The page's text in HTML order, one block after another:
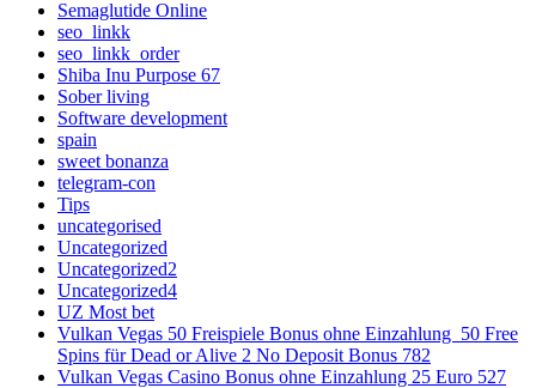
Semaglutide Online
seo_linkk
seo_linkk_order
Shiba Inu Purpose 67
Sober living
Software development
spain
sweet bonanza
telegram-con
Tips
uncategorised
Uncategorized
Uncategorized2
Uncategorized4
UZ Most bet
Vulkan Vegas 50 Freispiele Bonus ohne Einzahlung ️ 50 Free
Spins für Dead or Alive 2 No Deposit Bonus 782
Vulkan Vegas Casino Bonus ohne Einzahlung 25 Euro 527